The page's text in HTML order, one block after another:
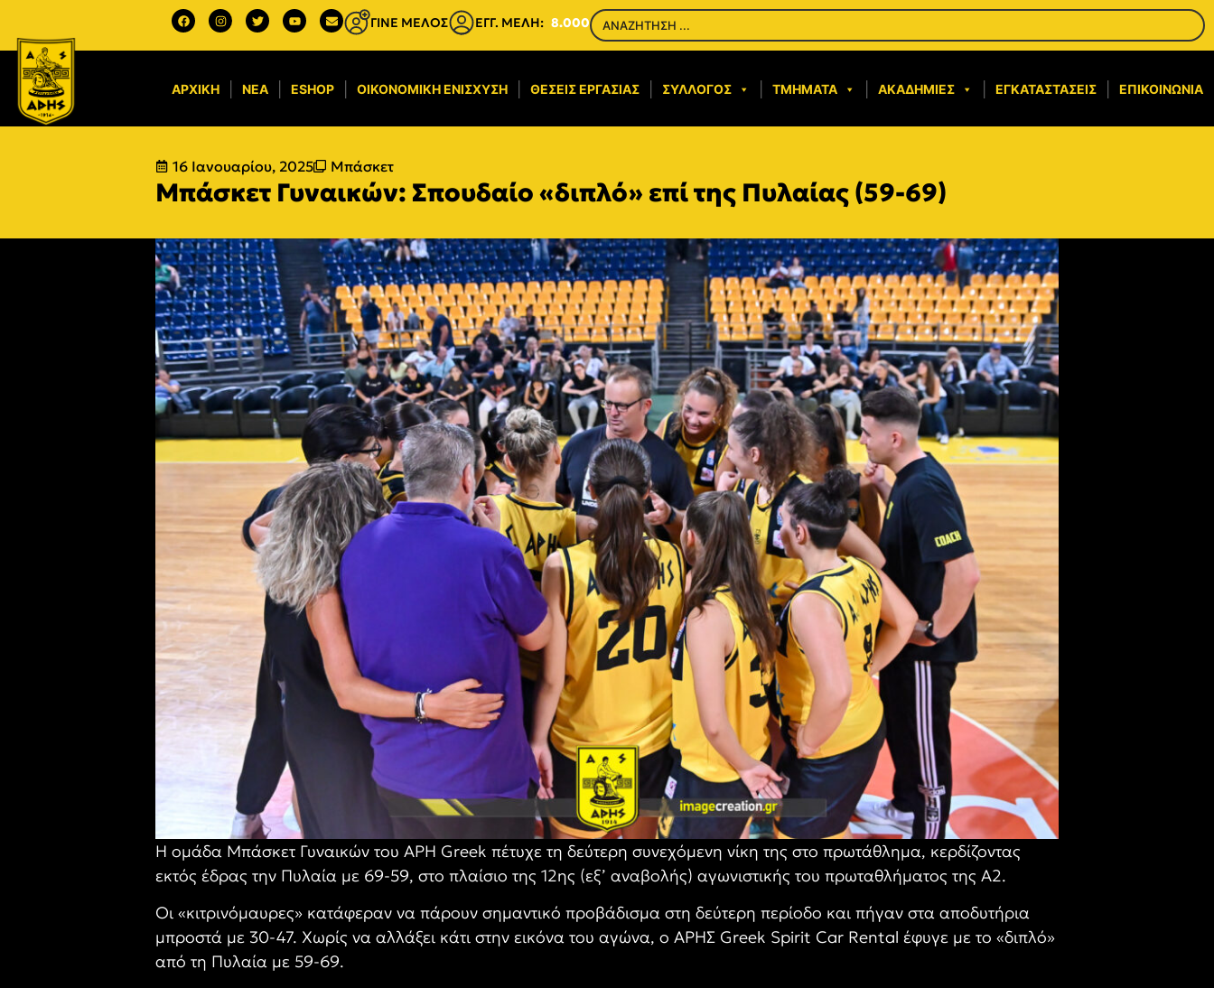
ΓΙΝΕ ΜΕΛΟΣ ΕΓΓ. ΜΕΛΗ: 8.000
ΑΡΧΙΚΉ ΝΈΑ ESHOP ΟΙΚΟΝΟΜΙΚΉ ΕΝΊΣΧΥΣΗ​ ΘΈΣΕΙΣ ΕΡΓΑΣΊΑΣ ΣΎΛΛΟΓΟΣ ΤΜΉΜΑΤΑ ΑΚΑΔΗΜΊΕΣ ΕΓΚΑΤΑΣΤΆΣΕΙΣ ΕΠΙΚΟΙΝΩΝΊΑ
16 Ιανουαρίου, 2025 Μπάσκετ
Μπάσκετ Γυναικών: Σπουδαίο «διπλό» επί της Πυλαίας (59-69)
Η ομάδα Μπάσκετ Γυναικών του ΑΡΗ Greek πέτυχε τη δεύτερη συνεχόμενη νίκη της στο πρωτάθλημα, κερδίζοντας
εκτός έδρας την Πυλαία με 69-59, στο πλαίσιο της 12ης (εξ’ αναβολής) αγωνιστικής του πρωταθλήματος της A2.
Οι «κιτρινόμαυρες» κατάφεραν να πάρουν σημαντικό προβάδισμα στη δεύτερη περίοδο και πήγαν στα αποδυτήρια
μπροστά με 30-47. Χωρίς να αλλάξει κάτι στην εικόνα του αγώνα, ο ΑΡΗΣ Greek Spirit Car Rental έφυγε με το «διπλό»
από τη Πυλαία με 59-69.